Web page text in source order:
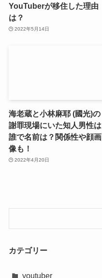
YouTuberが移住した理由
は？
2022年5月14日
海老蔵と小林麻耶 (國光)の
謝罪現場にいた知人男性は
誰で名前は？関係性や顔画
像も！
2022年4月20日
カテゴリー
youtuber